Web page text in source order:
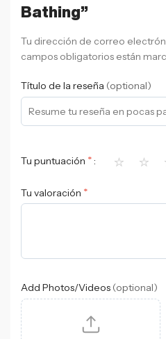
Bathing”
Tu dirección de correo
campos obligatorios están
Título de la reseña (optional)
Tu puntuación * ⭐ ⭐
Tu valoración *
Add Photos/Videos (optional)